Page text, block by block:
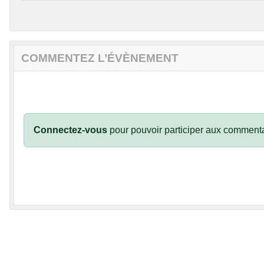
COMMENTEZ L’ÉVÈNEMENT
Connectez-vous pour pouvoir participer aux